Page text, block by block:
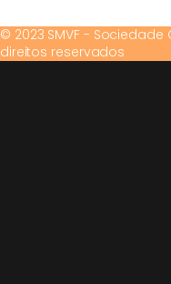
© 2023 SMVF -
direitos reservados